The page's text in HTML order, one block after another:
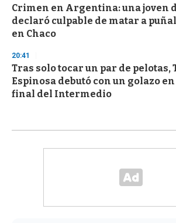
Crimen en Argentina: una joven
declaró culpable de matar a
en Chaco
20:41
Tras solo tocar un par de pelotas,
Espinosa debutó con un golazo
final del Intermedio